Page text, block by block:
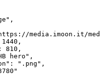
media.imoon.it/
810,
hero",
".png",